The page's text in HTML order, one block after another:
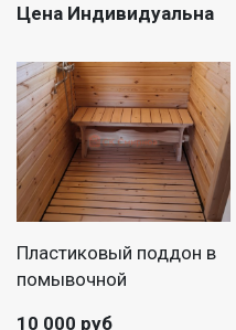
Цена Индивидуальна
Пластиковый поддон в
помывочной
10 000 руб